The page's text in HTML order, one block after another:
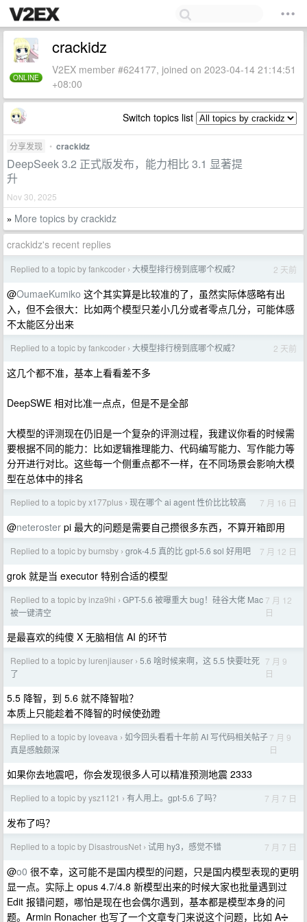
ONLINE
crackidz
V2EX member #624177, joined on 2023-04-14 21:14:51
+08:00
Switch topics list
分享发现 • crackidz
DeepSeek 3.2 正式版发布，能力相比 3.1 显著提
升
Nov 30, 2025
» More topics by crackidz
crackidz's recent replies
Replied to a topic by fankcoder › 大模型排行榜到底哪个权威？ 2 天前
@OumaeKumiko 这个其实算是比较准的了，虽然实际体感略有出
入，但不会很大：比如两个模型只差小几分或者零点几分，可能体感
不太能区分出来
Replied to a topic by fankcoder › 大模型排行榜到底哪个权威？ 2 天前
这几个都不准，基本上看看差不多
DeepSWE 相对比准一点点，但是不是全部
大模型的评测现在仍旧是一个复杂的评测过程，我建议你看的时候需
要根据不同的能力：比如逻辑推理能力、代码编写能力、写作能力等
分开进行对比。这些每一个侧重点都不一样，在不同场景会影响大模
型在总体中的排名
Replied to a topic by x177plus › 现在哪个 ai agent 性价比比较高 7 月 16 日
@neteroster pi 最大的问题是需要自己攒很多东西，不算开箱即用
Replied to a topic by burnsby › grok-4.5 真的比 gpt-5.6 sol 好用吧 7 月 12 日
grok 就是当 executor 特别合适的模型
Replied to a topic by inza9hi › GPT-5.6 被曝重大 bug！硅谷大佬 Mac
被一键清空
7 月 12
日
是最喜欢的纯傻 X 无脑相信 AI 的环节
Replied to a topic by lurenjiauser › 5.6 啥时候来啊，这 5.5 快要吐死
了
7 月 9
日
5.5 降智，到 5.6 就不降智啦？
本质上只能趁着不降智的时候使劲蹬
Replied to a topic by loveava › 如今回头看看十年前 AI 写代码相关帖子
真是感触颇深
7 月 9
日
如果你去地震吧，你会发现很多人可以精准预测地震 2333
Replied to a topic by ysz1121 › 有人用上。gpt-5.6 了吗？ 7 月 7 日
发布了吗？
Replied to a topic by DisastrousNet › 试用 hy3，感觉不错 7 月 7 日
@o0 很不幸，这可能不是国内模型的问题，只是国内模型表现的更明
显一点。实际上 opus 4.7/4.8 新模型出来的时候大家也批量遇到过
Edit 报错问题，哪怕是现在也会偶尔遇到，基本都是模型本身的问
题。Armin Ronacher 也写了一个文章专门来说这个问题，比如 A➗